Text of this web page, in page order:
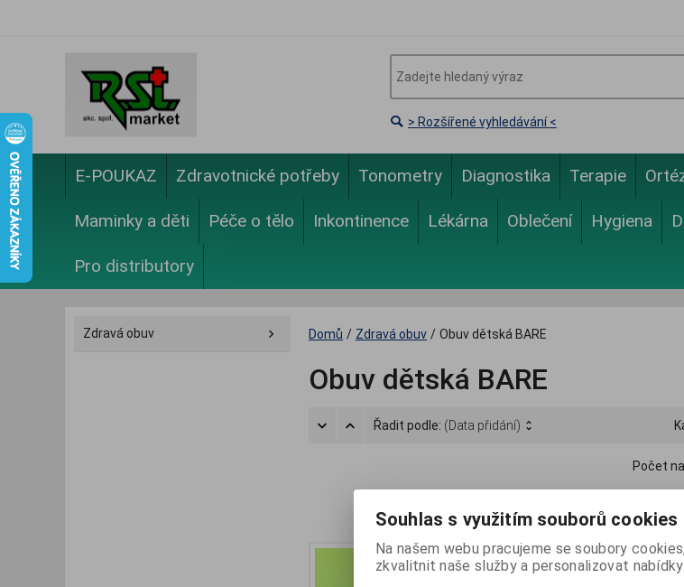
> Rozšířené vyhledávání <
E-POUKAZ Zdravotnické potřeby Tonometry Diagnostika Terapie
Maminky a děti Péče o tělo Inkontinence Lékárna Oblečení Hygiena
Pro distributory
Zdravá obuv Domů / Zdravá obuv / Obuv dětská BARE
Obuv dětská BARE
Řadit podle: (Data přidání)
Počet
Souhlas s využitím souborů cookies
Na našem webu pracujeme se soubory
zkvalitnit naše služby a personalizovat nabídky.